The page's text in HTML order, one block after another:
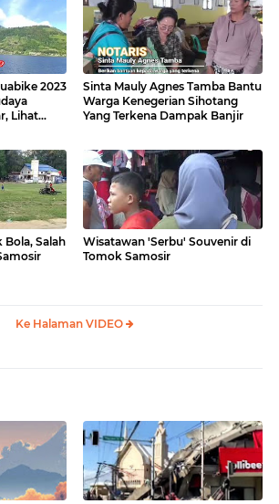
2023
Lihat
Sinta Mauly Agnes Tamba Bantu
Warga Kenegerian Sihotang
Yang Terkena Dampak Banjir
Bola, Salah
Wisatawan 'Serbu' Souvenir di
Tomok Samosir
Ke Halaman VIDEO